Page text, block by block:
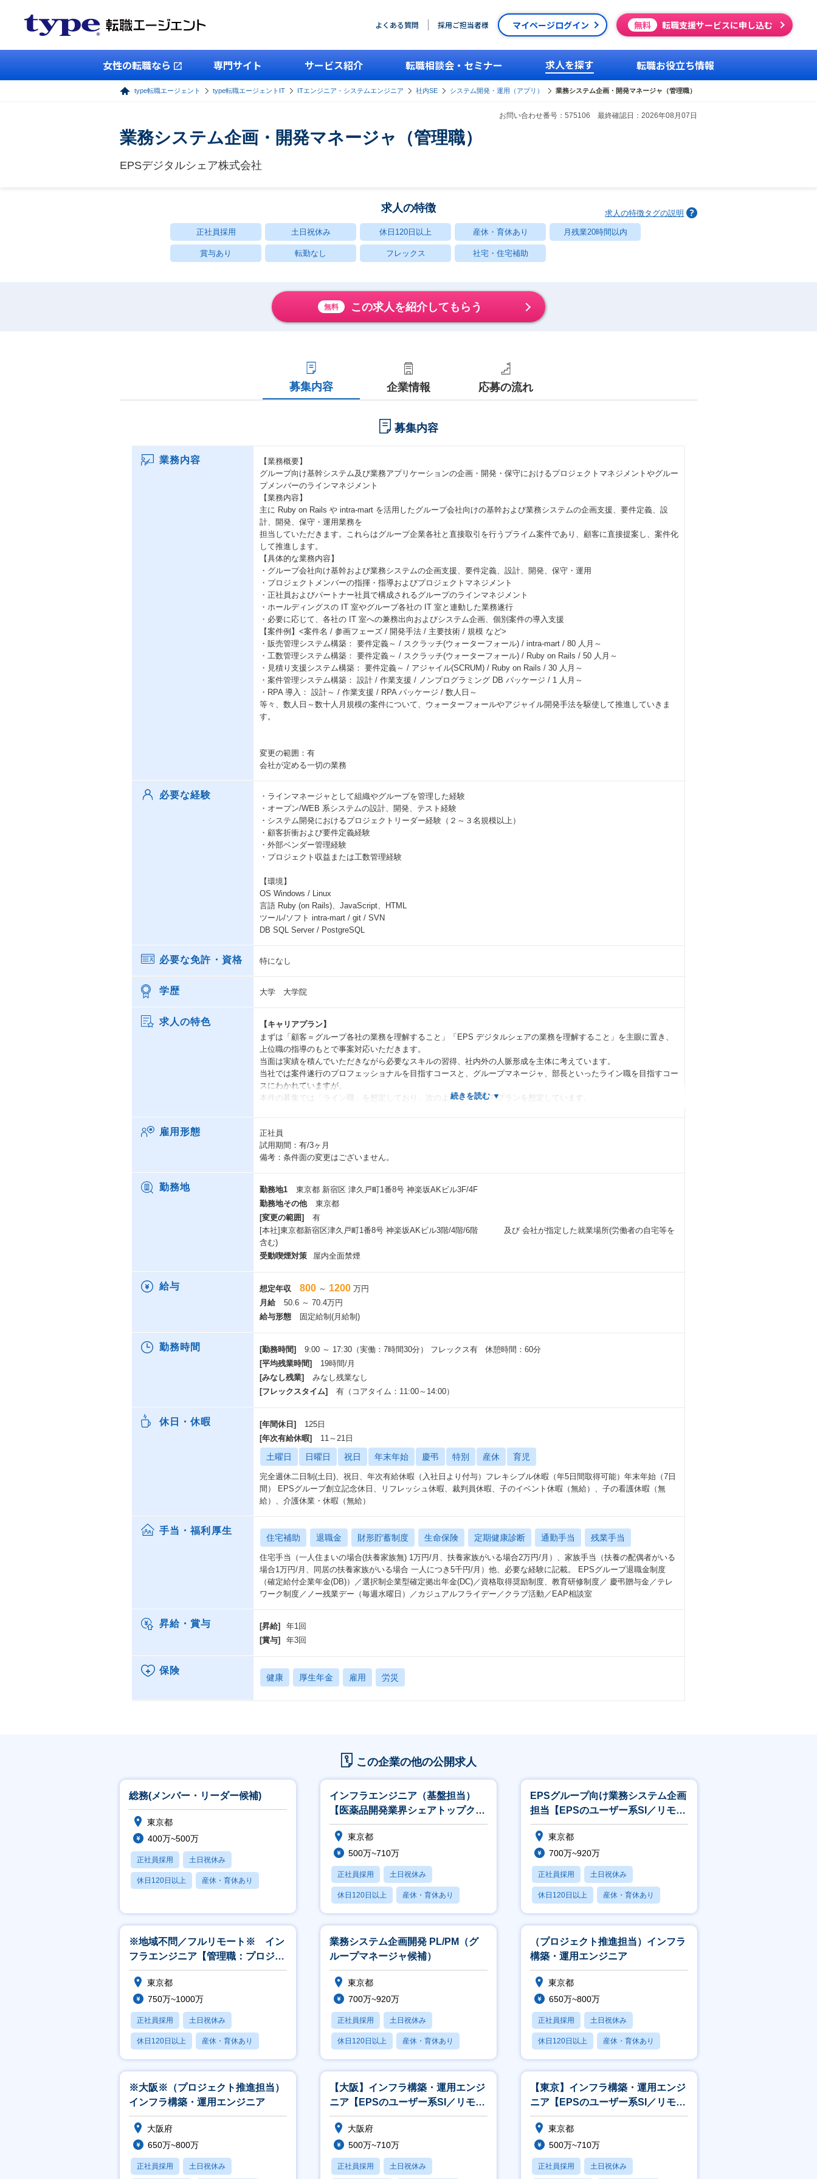
よくある質問 採用ご担当者様 マイページログイン 無料 転職支援サービスに申し込む
女性の転職なら 専門サイト サービス紹介 転職相談会・セミナー 求人を探す 転職お役立ち情報
type転職エージェント type転職エージェントIT ITエンジニア・システムエンジニア 社内SE システム開発・運用（アプリ） 業務システム企画・開発マネージャ（管理職）
お問い合わせ番号：575106 最終確認日：2026年08月07日
業務システム企画・開発マネージャ（管理職）
EPSデジタルシェア株式会社
求人の特徴 求人の特徴タグの説明
正社員採用 土日祝休み 休日120日以上 産休・育休あり 月残業20時間以内
賞与あり 転勤なし フレックス 社宅・住宅補助
無料 この求人を紹介してもらう
募集内容 企業情報 応募の流れ
募集内容
業務内容
【業務概要】
グループ向け基幹システム及び業務アプリケーションの企画・開発・保守におけるプロジェクトマネジメントやグルー
プメンバーのラインマネジメント
【業務内容】
主に Ruby on Rails や intra-mart を活用したグループ会社向けの基幹および業務システムの企画支援、要件定義、設
計、開発、保守・運用業務を
担当していただきます。これらはグループ企業各社と直接取引を行うプライム案件であり、顧客に直接提案し、案件化
して推進します。
【具体的な業務内容】
・グループ会社向け基幹および業務システムの企画支援、要件定義、設計、開発、保守・運用
・プロジェクトメンバーの指揮・指導およびプロジェクトマネジメント
・正社員およびパートナー社員で構成されるグループのラインマネジメント
・ホールディングスの IT 室やグループ各社の IT 室と連動した業務遂行
・必要に応じて、各社の IT 室への兼務出向およびシステム企画、個別案件の導入支援
【案件例】<案件名 / 参画フェーズ / 開発手法 / 主要技術 / 規模 など>
・販売管理システム構築： 要件定義～ / スクラッチ(ウォーターフォール) / intra-mart / 80 人月～
・工数管理システム構築： 要件定義～ / スクラッチ(ウォーターフォール) / Ruby on Rails / 50 人月～
・見積り支援システム構築： 要件定義～ / アジャイル(SCRUM) / Ruby on Rails / 30 人月～
・案件管理システム構築： 設計 / 作業支援 / ノンプログラミング DB パッケージ / 1 人月～
・RPA 導入： 設計～ / 作業支援 / RPA パッケージ / 数人日～
等々、数人日～数十人月規模の案件について、ウォーターフォールやアジャイル開発手法を駆使して推進していきま
す。
変更の範囲：有
会社が定める一切の業務
必要な経験
・ラインマネージャとして組織やグループを管理した経験
・オープン/WEB 系システムの設計、開発、テスト経験
・システム開発におけるプロジェクトリーダー経験（２～３名規模以上）
・顧客折衝および要件定義経験
・外部ベンダー管理経験
・プロジェクト収益または工数管理経験
【環境】
OS Windows / Linux
言語 Ruby (on Rails)、JavaScript、HTML
ツール/ソフト intra-mart / git / SVN
DB SQL Server / PostgreSQL
必要な免許・資格 特になし
学歴 大学 大学院
求人の特色
【キャリアプラン】
まずは「顧客＝グループ各社の業務を理解すること」「EPS デジタルシェアの業務を理解すること」を主眼に置き、
上位職の指導のもとで事案対応いただきます。
当面は実績を積んでいただきながら必要なスキルの習得、社内外の人脈形成を主体に考えています。
当社では案件遂行のプロフェッショナルを目指すコースと、グループマネージャ、部長といったライン職を目指すコー
スにわかれていますが、
本件の募集では「ライン職」を想定しており、次のようなキャリアプランを想定しています。
雇用形態
正社員
試用期間：有/3ヶ月
備考：条件面の変更はございません。
勤務地 勤務地1
東京都 新宿区 津久戸町1番8号 神楽坂AKビル3F/4F
勤務地その他
東京都
[変更の範囲]
有
[本社]東京都新宿区津久戸町1番8号 神楽坂AKビル3階/4階/6階 及び 会社が指定した就業場所(労働者の自宅等を
含む)
受動喫煙対策
屋内全面禁煙
給与 想定年収 800 ～ 1200 万円
月給
50.6 ～ 70.4万円
給与形態
固定給制(月給制)
勤務時間 [勤務時間]
9:00 ～ 17:30（実働：7時間30分） フレックス有 休憩時間：60分
[平均残業時間]
19時間/月
[みなし残業]
みなし残業なし
[フレックスタイム]
有（コアタイム：11:00～14:00）
休日・休暇 [年間休日]
125日
[年次有給休暇]
11～21日
土曜日 日曜日 祝日 年末年始 慶弔 特別 産休 育児
完全週休二日制(土日)、祝日、年次有給休暇（入社日より付与）フレキシブル休暇（年5日間取得可能）年末年始（7日
間） EPSグループ創立記念休日、リフレッシュ休暇、裁判員休暇、子のイベント休暇（無給）、子の看護休暇（無
給）、介護休業・休暇（無給）
手当・福利厚生
住宅補助 退職金 財形貯蓄制度 生命保険 定期健康診断 通勤手当 残業手当
住宅手当（一人住まいの場合(扶養家族無) 1万円/月、扶養家族がいる場合2万円/月）、家族手当（扶養の配偶者がいる
場合1万円/月、同居の扶養家族がいる場合 一人につき5千円/月）他、必要な経験に記載。 EPSグループ退職金制度
（確定給付企業年金(DB)）／選択制企業型確定拠出年金(DC)／資格取得奨励制度、教育研修制度／ 慶弔贈与金／テレ
ワーク制度／ノー残業デー（毎週水曜日）／カジュアルフライデー／クラブ活動／EAP相談室
昇給・賞与 [昇給]
年1回
[賞与]
年3回
保険
健康 厚生年金 雇用 労災
この企業の他の公開求人
総務(メンバー・リーダー候補)
東京都
400万~500万
正社員採用 土日祝休み
休日120日以上 産休・育休あり
インフラエンジニア（基盤担当）
【医薬品開発業界シェアトップクラ
スのEPSグループのユーザー系SI】
東京都
500万~710万
正社員採用 土日祝休み
休日120日以上 産休・育休あり
月残業20時間以内
EPSグループ向け業務システム企画
担当【EPSのユーザー系SI／リモー
ト有／フレックス有】
東京都
700万~920万
正社員採用 土日祝休み
休日120日以上 産休・育休あり
月残業20時間以内
※地域不問／フルリモート※ イン
フラエンジニア【管理職：プロジェ
クト推進担当】
東京都
750万~1000万
正社員採用 土日祝休み
休日120日以上 産休・育休あり
月残業20時間以内
業務システム企画開発 PL/PM（グ
ループマネージャ候補）
東京都
700万~920万
正社員採用 土日祝休み
休日120日以上 産休・育休あり
月残業20時間以内
（プロジェクト推進担当）インフラ
構築・運用エンジニア
東京都
650万~800万
正社員採用 土日祝休み
休日120日以上 産休・育休あり
月残業20時間以内
※大阪※（プロジェクト推進担当）
インフラ構築・運用エンジニア
大阪府
650万~800万
正社員採用 土日祝休み
【大阪】インフラ構築・運用エンジ
ニア【EPSのユーザー系SI／リモー
ト／フレックス有】
大阪府
500万~710万
正社員採用 土日祝休み
【東京】インフラ構築・運用エンジ
ニア【EPSのユーザー系SI／リモー
ト／フレックス有】
東京都
500万~710万
正社員採用 土日祝休み